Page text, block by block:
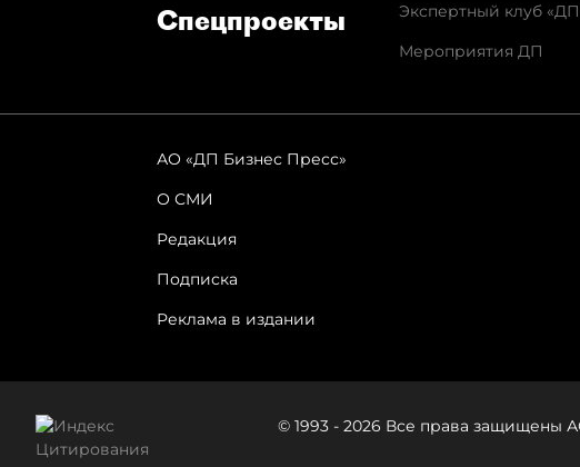
Спец­проекты
Экспертный клуб
Мероприятия ДП
АО «ДП Бизнес Пресс»
О СМИ
Редакция
Подписка
Реклама в издании
© 1993 - 2026 Все права защищены